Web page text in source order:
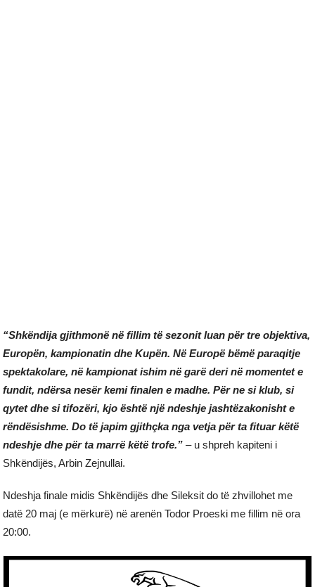
“Shkëndija gjithmonë në fillim të sezonit luan për tre objektiva,
Europën, kampionatin dhe Kupën. Në Europë bëmë paraqitje
spektakolare, në kampionat ishim në garë deri në momentet e
fundit, ndërsa nesër kemi finalen e madhe. Për ne si klub, si
qytet dhe si tifozëri, kjo është një ndeshje jashtëzakonisht e
rëndësishme. Do të japim gjithçka nga vetja për ta fituar këtë
ndeshje dhe për ta marrë këtë trofe.” – u shpreh kapiteni i
Shkëndijës, Arbin Zejnullai.
Ndeshja finale midis Shkëndijës dhe Sileksit do të zhvillohet me
datë 20 maj (e mërkurë) në arenën Todor Proeski me fillim në ora
20:00.